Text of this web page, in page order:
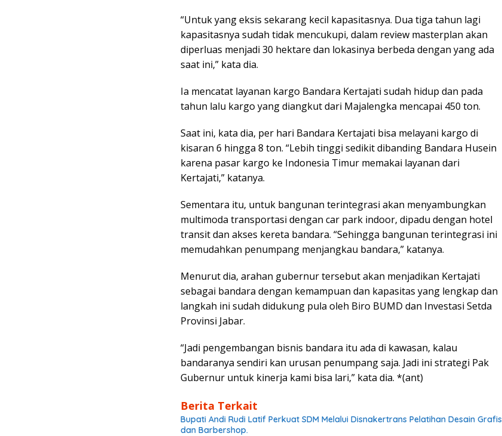
“Untuk yang eksis sekarang kecil kapasitasnya. Dua tiga tahun lagi
kapasitasnya sudah tidak mencukupi, dalam review masterplan akan
diperluas menjadi 30 hektare dan lokasinya berbeda dengan yang ada
saat ini,” kata dia.
Ia mencatat layanan kargo Bandara Kertajati sudah hidup dan pada
tahun lalu kargo yang diangkut dari Majalengka mencapai 450 ton.
Saat ini, kata dia, per hari Bandara Kertajati bisa melayani kargo di
kisaran 6 hingga 8 ton. “Lebih tinggi sedikit dibanding Bandara Husein
karena pasar kargo ke Indonesia Timur memakai layanan dari
Kertajati,” katanya.
Sementara itu, untuk bangunan terintegrasi akan menyambungkan
multimoda transportasi dengan car park indoor, dipadu dengan hotel
transit dan akses kereta bandara. “Sehingga bangunan terintegrasi ini
memudahkan penumpang menjangkau bandara,” katanya.
Menurut dia, arahan gubernur tersebut akan menjadikan Kertajati
sebagai bandara dengan kemampuan dan kapasitas yang lengkap dan
langkah ini sudah didukung pula oleh Biro BUMD dan Investasi Setda
Provinsi Jabar.
“Jadi pengembangan bisnis bandara itu ada di kawasan, kalau
bandaranya sendiri kan urusan penumpang saja. Jadi ini strategi Pak
Gubernur untuk kinerja kami bisa lari,” kata dia. *(ant)
Berita Terkait
Bupati Andi Rudi Latif Perkuat SDM Melalui Disnakertrans Pelatihan Desain Grafis
dan Barbershop.